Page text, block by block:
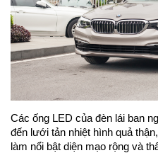
Các ống LED của đèn lái ban
đến lưới tản nhiệt hình quả
làm nổi bật diện mạo rộng và